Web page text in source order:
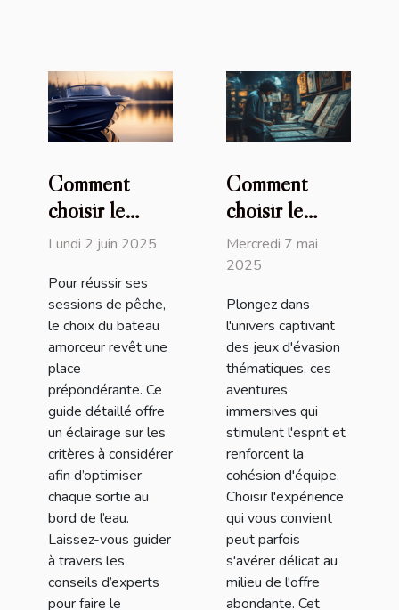
Comment
choisir le
meilleur
amorceur pour
vos sessions
de pêche
Lundi 2 juin 2025
Pour réussir ses
sessions de pêche,
le choix du bateau
amorceur revêt une
place
prépondérante. Ce
guide détaillé offre
un éclairage sur les
critères à considérer
afin d’optimiser
chaque sortie au
bord de l’eau.
Laissez-vous guider
à travers les
conseils d’experts
pour faire le
Comment
choisir le
meilleur jeu
d'évasion
pour votre
prochaine
aventure
Mercredi 7 mai
2025
Plongez dans
l'univers captivant
des jeux d'évasion
thématiques, ces
aventures
immersives qui
stimulent l'esprit et
renforcent la
cohésion d'équipe.
Choisir l'expérience
qui vous convient
peut parfois
s'avérer délicat au
milieu de l'offre
abondante. Cet